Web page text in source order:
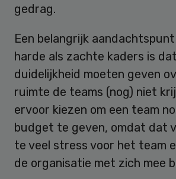
gedrag.
Een belangrijk
harde als zachte kaders is
duidelijkheid moeten geven
ruimte de teams (nog) niet
ervoor kiezen om een team
budget te geven, omdat dat
te veel stress voor het team
de organisatie met zich mee